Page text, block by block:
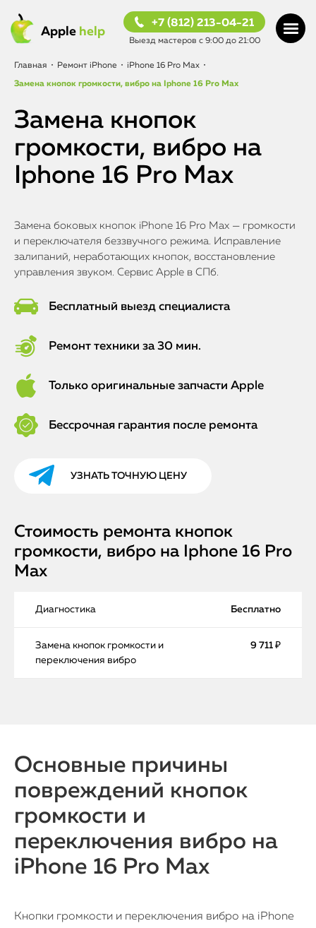
Apple help
+7 (812) 213-04-21
Выезд мастеров с 9:00 до 21:00
Главная • Ремонт iPhone • iPhone 16 Pro Max •
Замена кнопок громкости, вибро на Iphone 16 Pro Max
Замена кнопок
громкости, вибро на
Iphone 16 Pro Max
Замена боковых кнопок iPhone 16 Pro Max — громкости
и переключателя беззвучного режима. Исправление
залипаний, неработающих кнопок, восстановление
управления звуком. Сервис Apple в СПб.
Бесплатный выезд специалиста
Ремонт техники за 30 мин.
Только оригинальные запчасти Apple
Бессрочная гарантия после ремонта
УЗНАТЬ ТОЧНУЮ ЦЕНУ
Стоимость ремонта кнопок
громкости, вибро на Iphone 16 Pro
Max
Диагностика Бесплатно
Замена кнопок громкости и
переключения вибро
9 711 ₽
Основные причины
повреждений кнопок
громкости и
переключения вибро на
iPhone 16 Pro Max
Кнопки громкости и переключения вибро на iPhone